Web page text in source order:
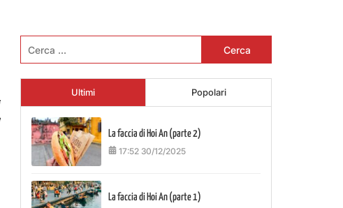
per:
Ultimi Popolari
La faccia di Hoi An (parte 2)
17:52 30/12/2025
La faccia di Hoi An (parte 1)